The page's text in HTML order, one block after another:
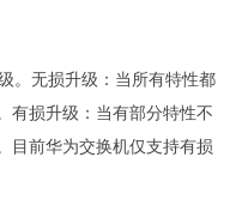
。无损升级：当所有特性都
有损升级：当有部分特性不
目前华为交换机仅支持有损